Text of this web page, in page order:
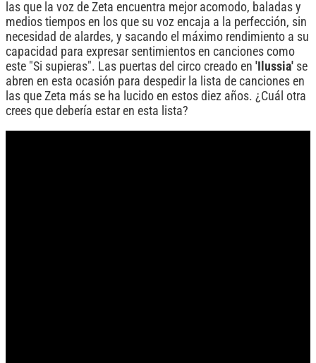
las que la voz de Zeta encuentra mejor acomodo, baladas y
medios tiempos en los que su voz encaja a la perfección, sin
necesidad de alardes, y sacando el máximo rendimiento a su
capacidad para expresar sentimientos en canciones como
este "Si supieras". Las puertas del circo creado en 'Ilussia' se
abren en esta ocasión para despedir la lista de canciones en
las que Zeta más se ha lucido en estos diez años. ¿Cuál otra
crees que debería estar en esta lista?